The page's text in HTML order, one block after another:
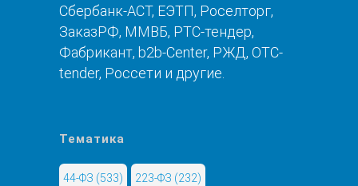
Сбербанк-АСТ, ЕЭТП, Роселторг,
ЗаказРФ, ММВБ, РТС-тендер,
Фабрикант, b2b-Center, РЖД, OTC-
tender, Россети и другие.
Тематика
44-ФЗ (533) 223-ФЗ (232)